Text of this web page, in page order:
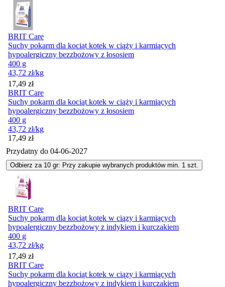
BRIT Care
Suchy pokarm dla kociąt kotek w ciąży i karmiących
hypoalergiczny bezzbożowy z łososiem
400 g
43,72 zł/kg
Cena
17,49 zł
BRIT Care
Suchy pokarm dla kociąt kotek w ciąży i karmiących
hypoalergiczny bezzbożowy z łososiem
400 g
43,72 zł/kg
Cena
17,49 zł
Przydatny do 04-06-2027
Odbierz za 10 gr: Przy zakupie wybranych produktów min. 1 szt.
BRIT Care
Suchy pokarm dla kociąt kotek w ciązy i karmiących
hypoalergiczny bezzbożowy z indykiem i kurczakiem
400 g
43,72 zł/kg
Cena
17,49 zł
BRIT Care
Suchy pokarm dla kociąt kotek w ciązy i karmiących
hypoalergiczny bezzbożowy z indykiem i kurczakiem